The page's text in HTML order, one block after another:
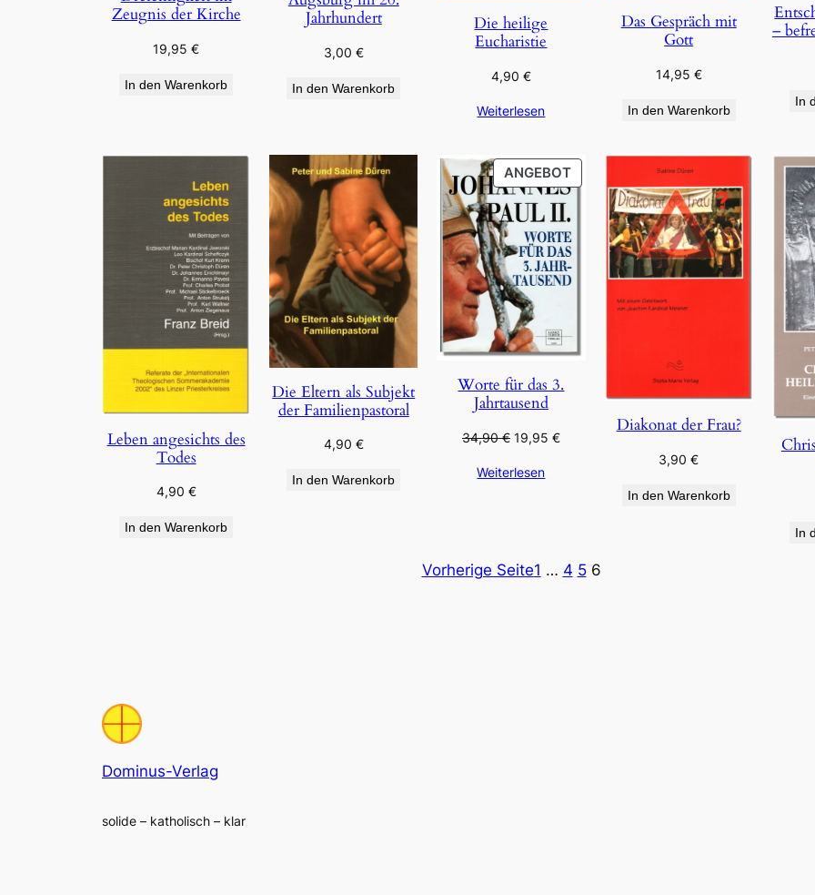
Zeugnis der Kirche
19,95€
In den Warenkorb
Jahrhundert
3,00 €
In den Warenkorb
Die heilige
Eucharistie
4,90 €
Weiterlesen
Das Gespräch mit
Gott
14,95 €
In den Warenkorb
–
In
Leben angesichts des
Todes
4,90 €
In den Warenkorb
Die Eltern als Subjekt
der Familienpastoral
4,90 €
In den Warenkorb
ANGEBOTPRODUKT
IM
ANGEBOT
Worte für das 3.
Jahrtausend
34,90€ Ursprünglicher
war:
19,95 €Aktueller
Weiterlesen
Diakonat der Frau?
3,90€
In den Warenkorb
In
Vorherige Seite1 … 4 5 6
Dominus-Verlag
solide – katholisch – klar